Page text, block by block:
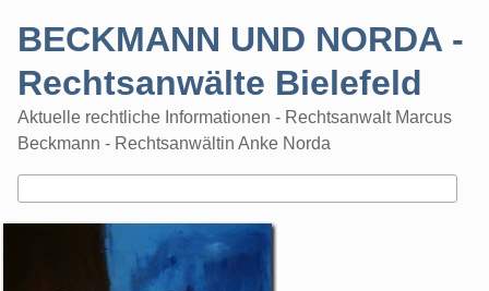
BECKMANN UND NORDA -
Rechtsanwälte Bielefeld
Aktuelle rechtliche Informationen - Rechtsanwalt Marcus
Beckmann - Rechtsanwältin Anke Norda